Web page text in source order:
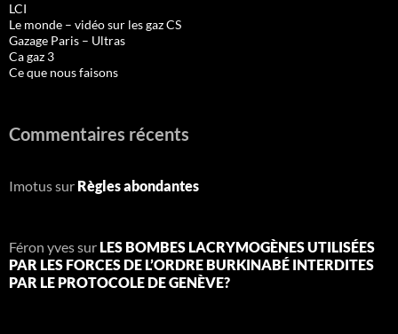
LCI
Le monde – vidéo sur les gaz CS
Gazage Paris – Ultras
Ca gaz 3
Ce que nous faisons
Commentaires récents
Imotussur Règles abondantes
Féron yvessur LES BOMBES LACRYMOGÈNES UTILISÉES
PAR LES FORCES DE L’ORDRE BURKINABÉ INTERDITES
PAR LE PROTOCOLE DE GENÈVE?